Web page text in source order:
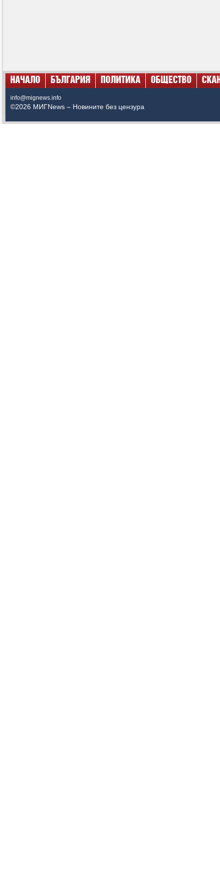
НАЧАЛО БЪЛГАРИЯ ПОЛИТИКА ОБЩЕСТВО
info@mignews.info
©2026 МИГNews – Новините без цензура